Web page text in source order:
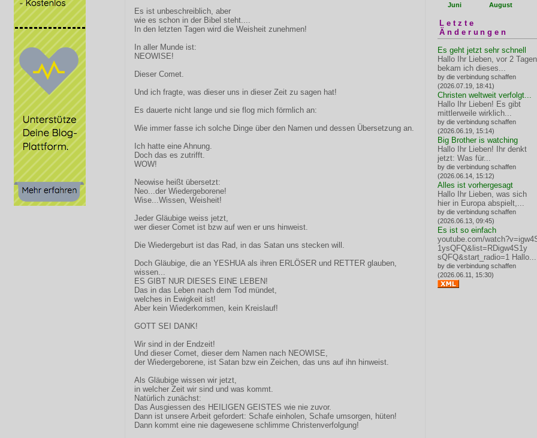
Es ist unbeschreiblich, aber
wie es schon in der Bibel steht....
In den letzten Tagen wird die Weisheit zunehmen!
In aller Munde ist:
NEOWISE!
Dieser Comet.
Und ich fragte, was dieser uns in dieser Zeit zu sagen hat!
Es dauerte nicht lange und sie flog mich förmlich an:
Wie immer fasse ich solche Dinge über den Namen und dessen Übersetzung an.
Ich hatte eine Ahnung.
Doch das es zutrifft.
WOW!
Neowise heißt übersetzt:
Neo...der Wiedergeborene!
Wise...Wissen, Weisheit!
Jeder Gläubige weiss jetzt,
wer dieser Comet ist bzw auf wen er uns hinweist.
Die Wiedergeburt ist das Rad, in das Satan uns stecken will.
Doch Gläubige, die an YESHUA als ihren ERLÖSER und RETTER glauben,
wissen...
ES GIBT NUR DIESES EINE LEBEN!
Das in das Leben nach dem Tod mündet,
welches in Ewigkeit ist!
Aber kein Wiederkommen, kein Kreislauf!
GOTT SEI DANK!
Wir sind in der Endzeit!
Und dieser Comet, dieser dem Namen nach NEOWISE,
der Wiedergeborene, ist Satan bzw ein Zeichen, das uns auf ihn hinweist.
Als Gläubige wissen wir jetzt,
in welcher Zeit wir sind und was kommt.
Natürlich zunächst:
Das Ausgiessen des HEILIGEN GEISTES wie nie zuvor.
Dann ist unsere Arbeit gefordert: Schafe einholen, Schafe umsorgen, hüten!
Dann kommt eine nie dagewesene schlimme Christenverfolgung!
Juni
August
Letzte
Änderungen
Es geht jetzt sehr schnell
Hallo Ihr Lieben, vor 2 Tagen
bekam ich dieses...
by die verbindung schaffen
(2026.07.19, 18:41)
Christen weltweit verfolgt...
Hallo Ihr Lieben! Es gibt
mittlerweile wirklich...
by die verbindung schaffen
(2026.06.19, 15:14)
Big Brother is watching
Hallo Ihr Lieben! Ihr denkt
jetzt: Was für...
by die verbindung schaffen
(2026.06.14, 15:12)
Alles ist vorhergesagt
Hallo Ihr Lieben, was sich
hier in Europa abspielt,...
by die verbindung schaffen
(2026.06.13, 09:45)
Es ist so einfach
youtube.com/
1ysQFQ&list=RDigw4S1y
sQFQ&start_radio=1 Hallo...
by die verbindung schaffen
(2026.06.11, 15:30)